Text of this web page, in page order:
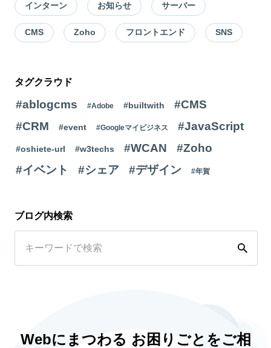
インターン お知らせ サーバー
CMS Zoho フロントエンド SNS
タグクラウド
#ablogcms #Adobe #builtwith
#CMS
#CRM
#event #Googleマイビジネス #JavaScript
#oshiete-url #w3techs #WCAN
#Zoho
#イベント
#シェア #デザイン #年賀
ブログ内検索
Webにまつわる お困りごとをご相